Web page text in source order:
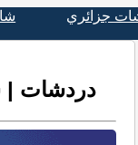
جزائري
دردشات |